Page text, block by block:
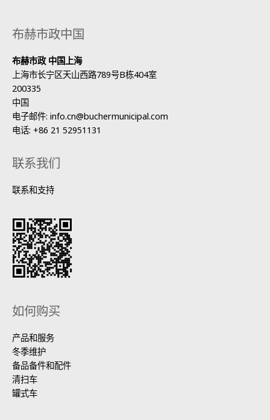
布赫市政中国
布赫市政 中国上海
上海市长宁区天山西路789号B栋404室
200335
中国
电子邮件: info.cn@buchermunicipal.com
电话: +86 21 52951131
联系我们
联系和支持
如何购买
产品和服务
冬季维护
备品备件和配件
清扫车
罐式车